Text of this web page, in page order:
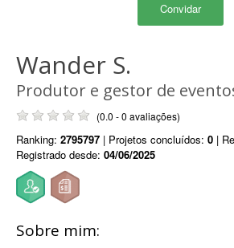
Convidar
Wander S.
Produtor e gestor de
(0.0 - 0 avaliações)
Ranking: 2795797 | Projetos concluídos: 0 |
Registrado desde: 04/06/2025
Sobre mim: